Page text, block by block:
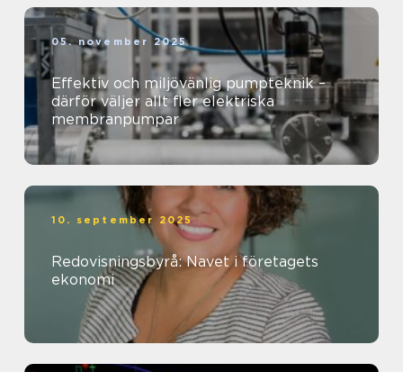
05. november 2025
Effektiv och miljövänlig pumpteknik –
därför väljer allt fler elektriska
membranpumpar
10. september 2025
Redovisningsbyrå: Navet i företagets
ekonomi